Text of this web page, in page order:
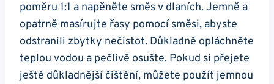
poměru 1:1 a napěněte směs v dlaních. Jemně a
opatrně masírujte řasy pomocí směsi, abyste
odstranili zbytky nečistot. Důkladně opláchněte
teplou vodou a pečlivě osušte. Pokud si přejete
ještě důkladnější čištění, můžete použít jemnou